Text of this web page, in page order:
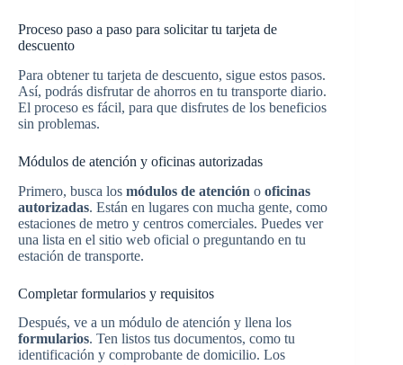
Proceso paso a paso para solicitar tu tarjeta de
descuento
Para obtener tu tarjeta de descuento, sigue estos pasos.
Así, podrás disfrutar de ahorros en tu transporte diario.
El proceso es fácil, para que disfrutes de los beneficios
sin problemas.
Módulos de atención y oficinas autorizadas
Primero, busca los módulos de atención o oficinas
autorizadas. Están en lugares con mucha gente, como
estaciones de metro y centros comerciales. Puedes ver
una lista en el sitio web oficial o preguntando en tu
estación de transporte.
Completar formularios y requisitos
Después, ve a un módulo de atención y llena los
formularios. Ten listos tus documentos, como tu
identificación y comprobante de domicilio. Los